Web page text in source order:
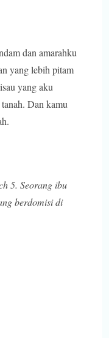
dan amarahku
yang lebih pitam
yang aku
Dan kamu
5. Seorang ibu
berdomisi di